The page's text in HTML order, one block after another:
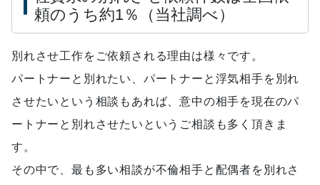
頼のうち約1％（当社調べ）
別れさせ工作をご依頼される理由は様々です。
パートナーと別れたい、パートナーと浮気相手を別れ
させたいという相談もあれば、意中の相手を現在のパ
ートナーと別れさせたいというご相談も多く頂きま
す。
その中で、最も多い相談が不倫相手と配偶者を別れさ